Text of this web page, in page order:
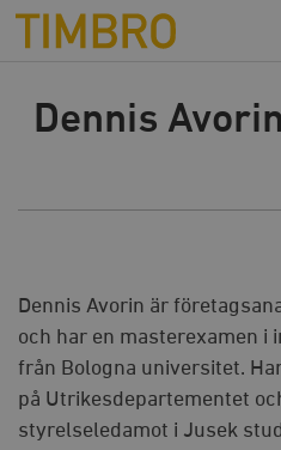
Timbro
Dennis Avorin
Dennis Avorin är
och har en masterexamen
från Bologna universitet.
på Utrikesdepartementet
styrelseledamot i Jusek